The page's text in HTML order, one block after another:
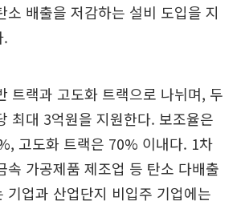
소 배출을 저감하는 설비 도입을 지
.
트랙과 고도화 트랙으로 나뉘며, 두
최대 3억원을 지원한다. 보조율은
고도화 트랙은 70% 이내다. 1차
속 가공제품 제조업 등 탄소 다배출
기업과 산업단지 비입주 기업에는